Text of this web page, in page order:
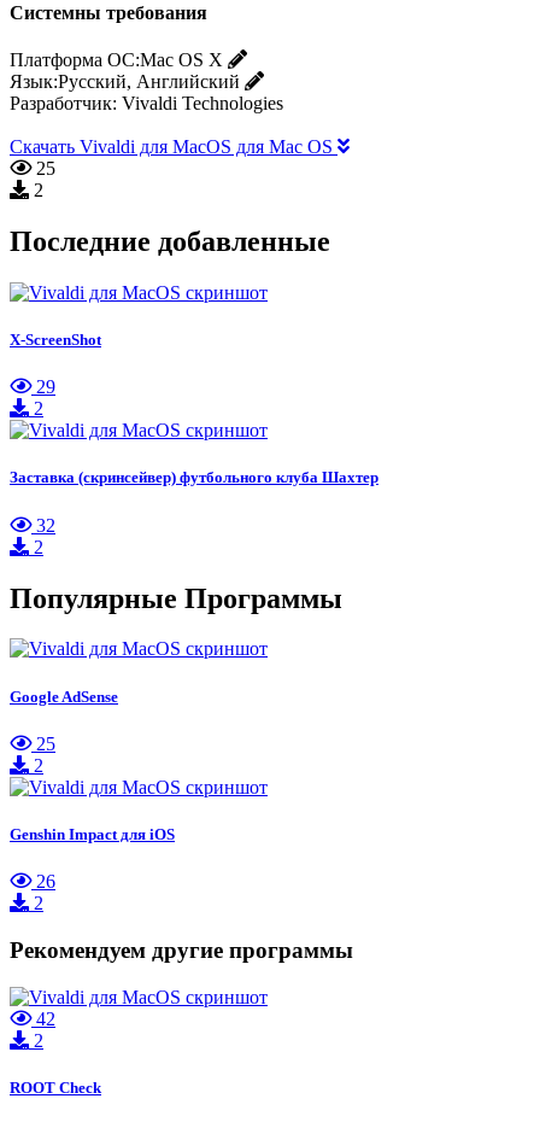
Системны требования
Платформа ОС:Mac OS X
Язык:Русский, Английский
Разработчик: Vivaldi Technologies
Скачать Vivaldi для MacOS для Mac OS
25
2
Последние добавленные
X-ScreenShot
29
2
Заставка (скринсейвер) футбольного клуба Шахтер
32
2
Популярные Программы
Google AdSense
25
2
Genshin Impact для iOS
26
2
Рекомендуем другие программы
42
2
ROOT Check